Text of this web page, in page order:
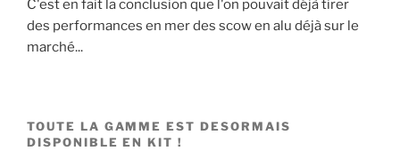
C'est en fait la conclusion que l'on pouvait déjà tirer
des performances en mer des scow en alu déjà sur le
marché...
TOUTE LA GAMME EST DESORMAIS
DISPONIBLE EN KIT !